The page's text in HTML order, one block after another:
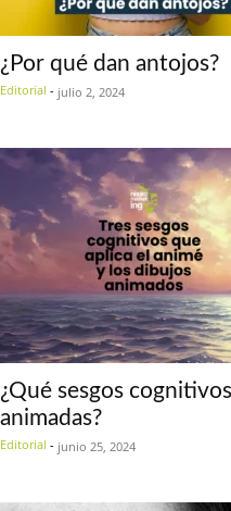
¿Por qué dan antojos?
Editorial - julio 2, 2024
¿Qué sesgos
animadas?
Editorial - junio 25, 2024